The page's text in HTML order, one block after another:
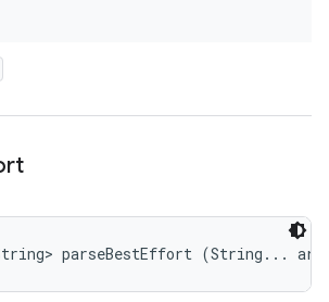
parseBestEffort (String...